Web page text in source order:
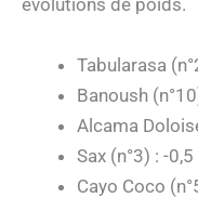
évolutions de poids.
Tabularasa
Banoush
Alcama
Sax (n°3) : -
Cayo Coco